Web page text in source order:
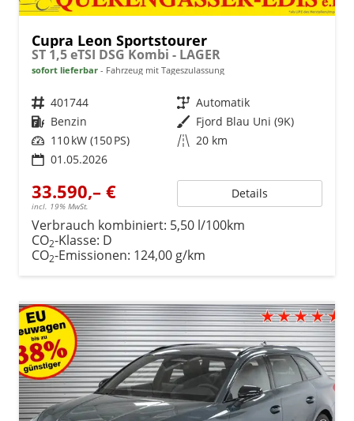
Cupra Leon Sportstourer
ST 1,5 eTSI DSG Kombi - LAGER
sofort lieferbar Fahrzeug mit Tageszulassung
Fahrzeugnr. 401744 Getriebe Automatik
Kraftstoff Benzin Außenfarbe Fjord Blau Uni (9K)
Leistung 110 kW (150 PS) Kilometerstand 20 km
01.05.2026
33.590,– €
incl. 19% MwSt.
Details
Verbrauch kombiniert: 5,50 l/100km
CO2-Klasse: D
CO2-Emissionen: 124,00 g/km